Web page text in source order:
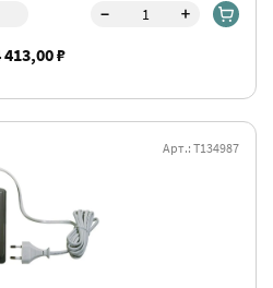
- +
413,00 ₽
Арт.: Т134987